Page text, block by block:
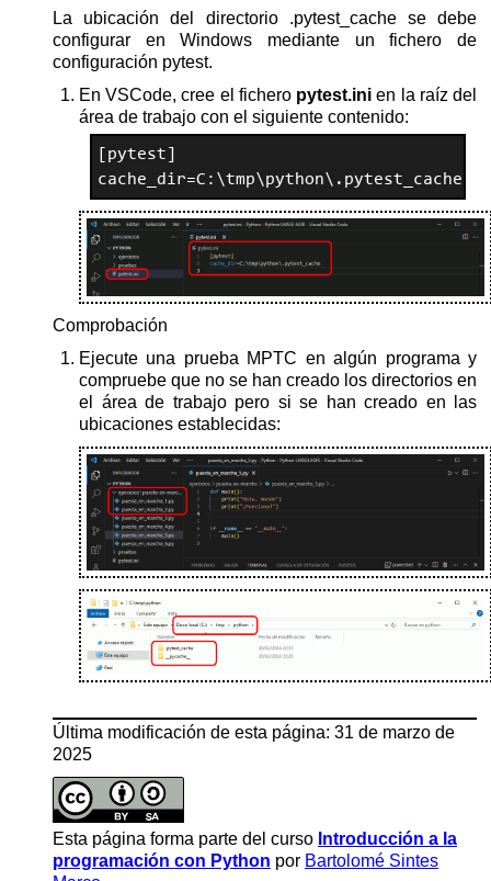
La ubicación del directorio .pytest_cache se debe
configurar en Windows mediante un fichero de
configuración pytest.
En VSCode, cree el fichero pytest.ini en la raíz del
área de trabajo con el siguiente contenido:
[pytest]
cache_dir=C:\tmp\python\.pytest_cache
Comprobación
Ejecute una prueba MPTC en algún programa y
compruebe que no se han creado los directorios en
el área de trabajo pero si se han creado en las
ubicaciones establecidas:
Última modificación de esta página: 31 de marzo de
2025
Esta página forma parte del curso Introducción a la
programación con Python por Bartolomé Sintes